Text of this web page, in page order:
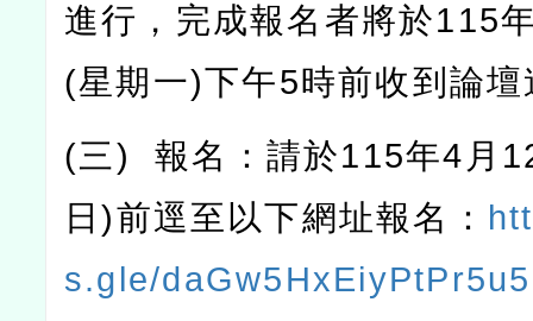
進行，完成報名者將於115
(星期一)下午5時前收到論
(三)報名：請於115年4 月
日)前逕至以下網址報名：
s.gle/daGw5HxEiyPtPr5u5